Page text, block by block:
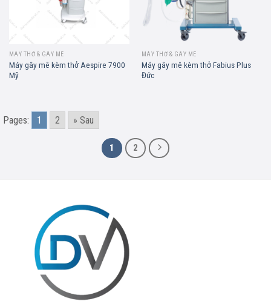
MÁY THỞ & GÂY MÊ
Máy gây mê kèm thở Aespire 7900
Mỹ
MÁY THỞ & GÂY MÊ
Máy gây mê kèm thở Fabius Plus
Đức
Pages: 1 2 » Sau
1 2